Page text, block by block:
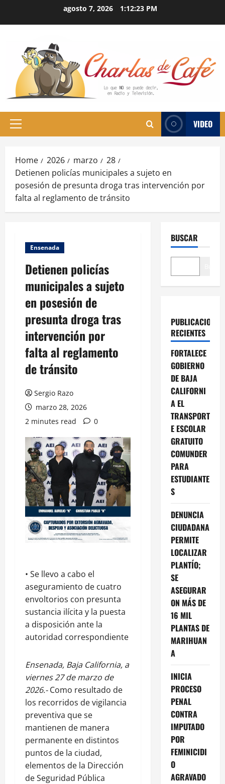
agosto 7, 2026 1:12:24 PM
Primary
VIDEO
Home 2026 marzo
28
Detienen policías municipales a sujeto en
posesión de presunta droga tras intervención por
falta al reglamento de tránsito
Ensenada
Detienen policías
municipales a sujeto
en posesión de
presunta droga tras
intervención por
falta al reglamento
de tránsito
Sergio Razo
marzo 28, 2026
2 minutes read
0
• Se llevo a cabo el
aseguramiento de cuatro
envoltorios con presunta
sustancia ilícita y la puesta
a disposición ante la
autoridad correspondiente
Ensenada, Baja California, a
viernes 27 de marzo de
2026.-Como resultado de
los recorridos de vigilancia
preventiva que se
mantienen de manera
permanente en distintos
puntos de la ciudad,
elementos de la Dirección
de Seguridad Pública
BUSCAR
PUBLICACIONES
RECIENTES
FORTALECE
GOBIERNO
DE BAJA
CALIFORNI
A EL
TRANSPORT
E ESCOLAR
GRATUITO
COMUNDER
PARA
ESTUDIANTE
S
DENUNCIA
CIUDADANA
PERMITE
LOCALIZAR
PLANTÍO;
SE
ASEGURAR
ON MÁS DE
16 MIL
PLANTAS DE
MARIHUAN
A
INICIA
PROCESO
PENAL
CONTRA
IMPUTADO
POR
FEMINICIDI
O
AGRAVADO